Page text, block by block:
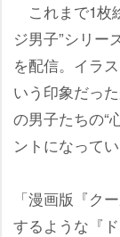
これまで1枚
ジ男子”シリー
を配信。イラ
いう印象だっ
の男子たちの“
ントになってい
「漫画版『ク
するような『